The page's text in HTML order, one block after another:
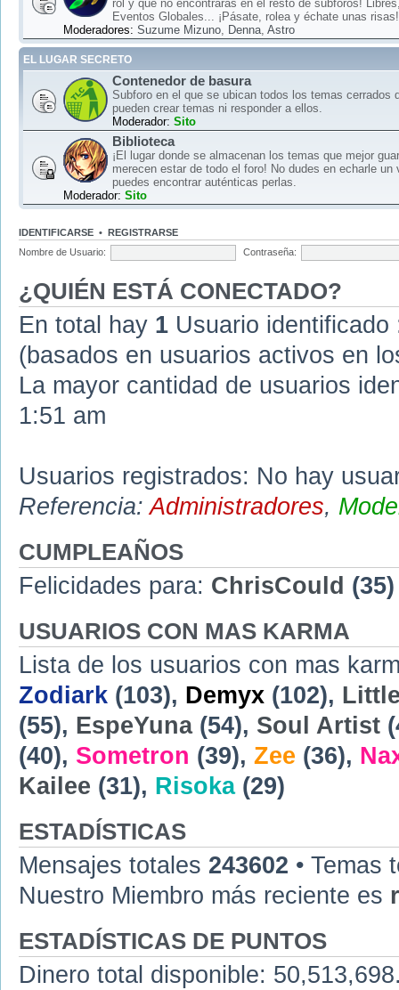
rol y que no encontrarás en el resto de subforos!
Eventos Globales... ¡Pásate, rolea y échate unas risas!
Moderadores: Suzume Mizuno Denna Astro
EL LUGAR SECRETO
Contenedor de basura
Subforo en el que se ubican todos los temas cerrados
pueden crear temas ni responder a ellos.
Moderador: Sito
Biblioteca
¡El lugar donde se almacenan los temas que mejor
merecen estar de todo el foro! No dudes en echarle un
puedes encontrar auténticas perlas.
Moderador: Sito
IDENTIFICARSE • REGISTRARSE
Nombre de Usuario:
Contraseña:
¿QUIÉN ESTÁ CONECTADO?
En total hay 1 Usuario
(basados en usuarios activos en
La mayor cantidad de usuarios
1:51 am
Usuarios registrados: No hay
Referencia:Administradores,
CUMPLEAÑOS
Felicidades para: ChrisCould (35)
USUARIOS CON MAS KARMA
Lista de los usuarios con mas
Zodiark (103), Demyx (102),
(55), EspeYuna(54), Soul Artist
(40), Sometron (39), Zee (36),
Kailee (31), Risoka(29)
ESTADÍSTICAS
Mensajes totales 243602 • Temas
Nuestro Miembro más reciente es
ESTADÍSTICAS DE PUNTOS
Dinero total disponible: